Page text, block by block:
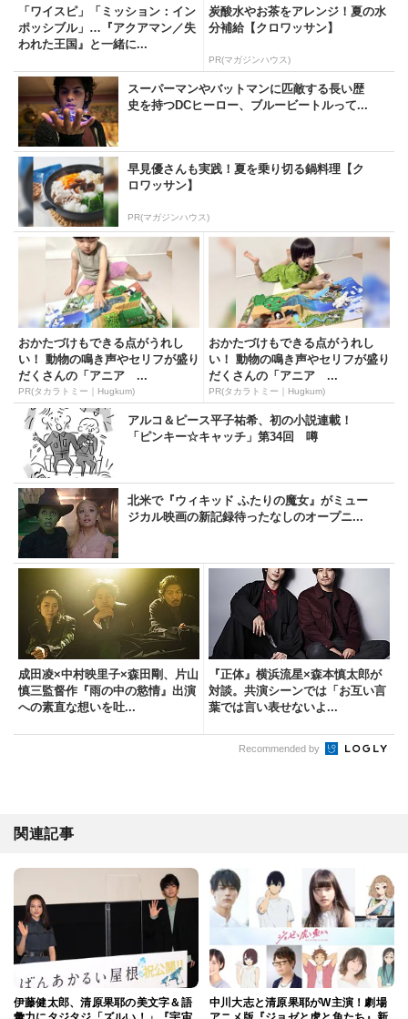
「ワイスピ」「ミッション：イン
ポッシブル」…『アクアマン／失
われた王国』と一緒に...
炭酸水やお茶をアレンジ！夏の水
分補給【クロワッサン】
PR(マガジンハウス)
スーパーマンやバットマンに匹敵する長い歴
史を持つDCヒーロー、ブルービートルって...
早見優さんも実践！夏を乗り切る鍋料理【ク
ロワッサン】
PR(マガジンハウス)
おかたづけもできる点がうれし
い！ 動物の鳴き声やセリフが盛り
だくさんの「アニア ...
PR(タカラトミー｜Hugkum)
おかたづけもできる点がうれし
い！ 動物の鳴き声やセリフが盛り
だくさんの「アニア ...
PR(タカラトミー｜Hugkum)
アルコ＆ピース平子祐希、初の小説連載！
「ピンキー☆キャッチ」第34回 噂
北米で『ウィキッド ふたりの魔女』がミュー
ジカル映画の新記録待ったなしのオープニ...
成田凌×中村映里子×森田剛、片山
慎三監督作『雨の中の慾情』出演
への素直な想いを吐...
『正体』横浜流星×森本慎太郎が
対談。共演シーンでは「お互い言
葉では言い表せないよ...
Recommended by
関連記事
伊藤健太郎、清原果耶の美文字＆語
中川大志と清原果耶がW主演！劇場